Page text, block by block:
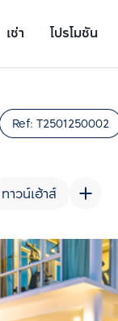
เช่า โปรโมชัน
Ref: T2501250002
ทาวน์เฮ้าส์